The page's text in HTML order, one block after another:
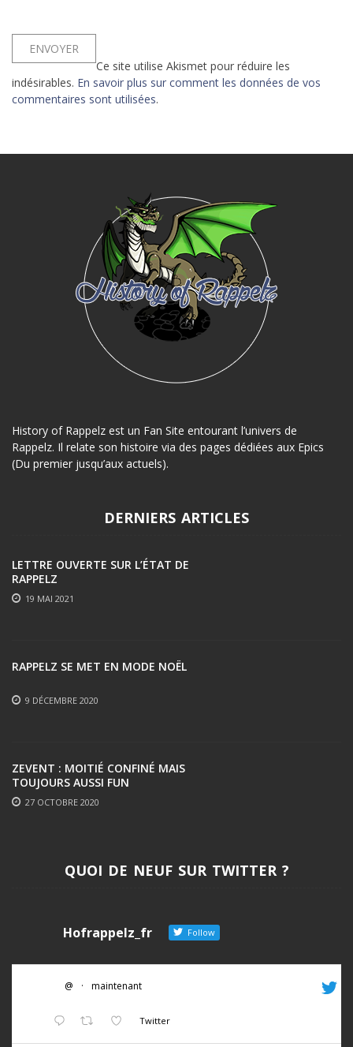
Ce site utilise Akismet pour réduire les
indésirables. En savoir plus sur comment les données de vos
commentaires sont utilisées.
History of Rappelz est un Fan Site entourant l’univers de
Rappelz. Il relate son histoire via des pages dédiées aux Epics
(Du premier jusqu’aux actuels).
DERNIERS ARTICLES
LETTRE OUVERTE SUR L’ÉTAT DE
RAPPELZ
19 MAI 2021
RAPPELZ SE MET EN MODE NOËL
9 DÉCEMBRE 2020
ZEVENT : MOITIÉ CONFINÉ MAIS
TOUJOURS AUSSI FUN
27 OCTOBRE 2020
QUOI DE NEUF SUR TWITTER ?
Hofrappelz_fr Follow
@ · maintenant
Twitter